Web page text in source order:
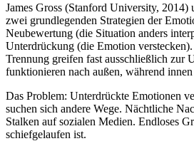
James Gross (Stanford University, 2014)
zwei grundlegenden Strategien der
Neubewertung (die Situation anders
Unterdrückung (die Emotion
Trennung greifen fast ausschließlich zur
funktionieren nach außen, während
Das Problem: Unterdrückte Emotionen
suchen sich andere Wege. Nächtliche
Stalken auf sozialen Medien. Endloses
schiefgelaufen ist.